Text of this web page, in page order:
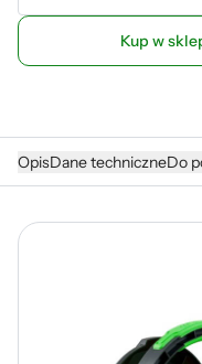
Kup w
OpisDane techniczneDo